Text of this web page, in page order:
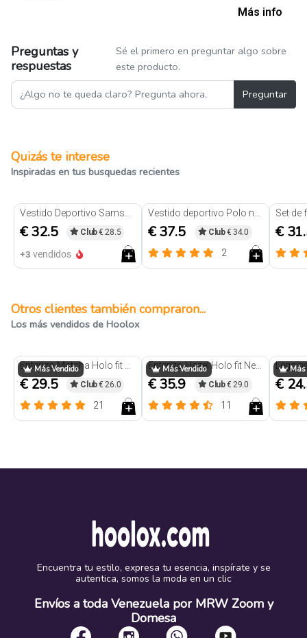
Más info
Preguntas y
respuestas
Sé el primero en preguntar algo sobre
este producto.
Preguntar
Quizás te interese
Inspiradas en tus busquedas recientes
€ 32.5 Club€ 28.5
+3 vendidos
€ 37.5 Club€ 34.0
2
€
Otros clientes también compraron...
Los más vendidos de Hoolox
Más Vendido
€ 29.5 Club€ 26.0
21
Más Vendido Enterizo Hazel Holo fit Negro
€ 35.9 Club€ 29.0
11
Más
€
Encuentra tu estilo, expresa tu esencia, inspírate y se
autentica, somos la moda en un clic
Envíos a toda Venezuela por MRW Zoom y
Domesa